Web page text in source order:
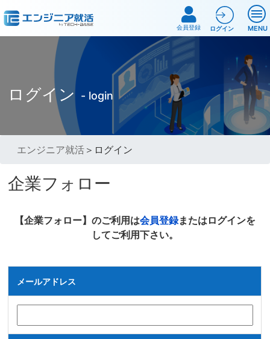
MENU
会員登録 ログイン
ログイン - login
エンジニア就活 ＞ログイン
企業フォロー
【企業フォロー】のご利用は会員登録またはログインを
してご利用下さい。
メールアドレス